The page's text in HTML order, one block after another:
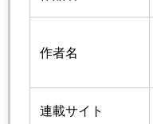
作者名
連載サイト